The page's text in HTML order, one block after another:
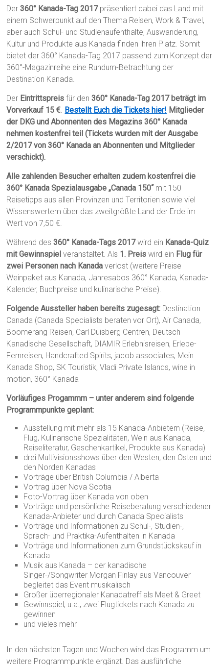
Der 360° Kanada-Tag 2017präsentiert dabei das Land mit
einem Schwerpunkt auf den Thema Reisen, Work & Travel,
aber auch Schul- und Studienaufenthalte, Auswanderung,
Kultur und Produkte aus Kanada finden ihren Platz. Somit
bietet der 360° Kanada-Tag 2017 passend zum Konzept der
360°-Magazinreihe eine Rundum-Betrachtung der
Destination Kanada.
Der Eintrittspreisfür den360° Kanada-Tag 2017 beträgt im
Vorverkauf 15 €. Bestellt Euch die Tickets hier! Mitglieder
der DKG und Abonnenten des Magazins360° Kanada
nehmen kostenfrei teil (Tickets wurden mit der Ausgabe
2/2017 von 360° Kanada an Abonnenten und Mitglieder
verschickt).
Alle zahlenden Besucher erhalten zudem kostenfrei die
360° Kanada Spezialausgabe „Canada 150“ mit 150
Reisetipps aus allen Provinzen und Territorien sowie viel
Wissenswertem über das zweitgrößte Land der Erde im
Wert von 7,50 €.
Während des360° Kanada-Tags 2017wird ein Kanada-Quiz
mit Gewinnspiel veranstaltet. Als 1. Preis wird ein Flug für
zwei Personen nach Kanada verlost (weitere Preise
Weinpaket aus Kanada, Jahresabos 360° Kanada, Kanada-
Kalender, Buchpreise und kulinarische Preise).
Folgende Aussteller haben bereits zugesagt: Destination
Canada (Canada Specialists beraten vor Ort), Air Canada,
Boomerang Reisen, Carl Duisberg Centren, Deutsch-
Kanadische Gesellschaft, DIAMIR Erlebnisreisen, Erlebe-
Fernreisen, Handcrafted Spirits, jacob associates, Mein
Kanada Shop, SK Touristik, Vladi Private Islands, wine in
motion, 360° Kanada
Vorläufiges Progammm – unter anderem sind folgende
Programmpunkte geplant:
Ausstellung mit mehr als 15 Kanada-Anbietern (Reise,
Flug, Kulinarische Spezialitäten, Wein aus Kanada,
Reiseliteratur, Geschenkartikel, Produkte aus Kanada)
drei Multivisionsshows über den Westen, den Osten und
den Norden Kanadas
Vorträge über British Columbia / Alberta
Vortrag über Nova Scotia
Foto-Vortrag über Kanada von oben
Vorträge und persönliche Reiseberatung verschiedener
Kanada-Anbieter und durch Canada Specialists
Vorträge und Informationen zu Schul-, Studien-,
Sprach- und Praktika-Aufenthalten in Kanada
Vorträge und Informationen zum Grundstückskauf in
Kanada
Musik aus Kanada – der kanadische
Singer-/Songwriter Morgan Finlay aus Vancouver
begleitet das Event musikalisch
Großer überregionaler Kanadatreff als Meet & Greet
Gewinnspiel, u.a., zwei Flugtickets nach Kanada zu
gewinnen
und vieles mehr
In den nächsten Tagen und Wochen wird das Programm um
weitere Programmpunkte ergänzt. Das ausführliche